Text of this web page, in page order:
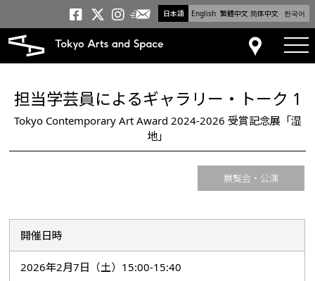
日本語 English 繁體中文 简体中文 한국어
トーキョーアーツアンド
トーキョーアーツアンド
トーキョーアーツア
メールニュース
アクセス
担当学芸員によるギャラリー・トーク 1
Tokyo Contemporary Art Award 2024-2026 受賞記念展「湿
地」
展覧会・公演
開催日時
2026年2月7日（土）15:00-15:40